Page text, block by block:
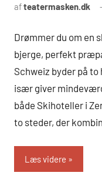
afteatermasken.dk
Drømmer du om en
bjerge, perfekt
Schweiz byder på
især giver
både Skihoteller i
to steder, der
Læs videre